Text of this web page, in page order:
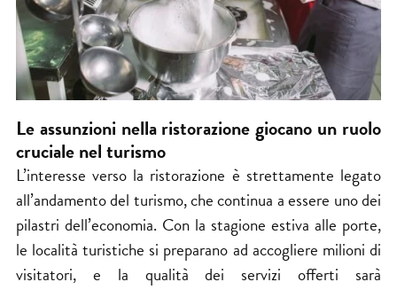
Le assunzioni nella ristorazione giocano un ruolo
cruciale nel turismo
L’interesse verso la ristorazione è strettamente legato
all’andamento del turismo, che continua a essere uno dei
pilastri dell’economia. Con la stagione estiva alle porte,
le località turistiche si preparano ad accogliere milioni di
visitatori, e la qualità dei servizi offerti sarà